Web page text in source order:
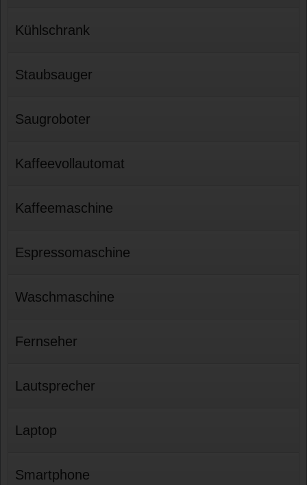
Kühlschrank
Staubsauger
Saugroboter
Kaffeevollautomat
Kaffeemaschine
Espressomaschine
Waschmaschine
Fernseher
Lautsprecher
Laptop
Smartphone